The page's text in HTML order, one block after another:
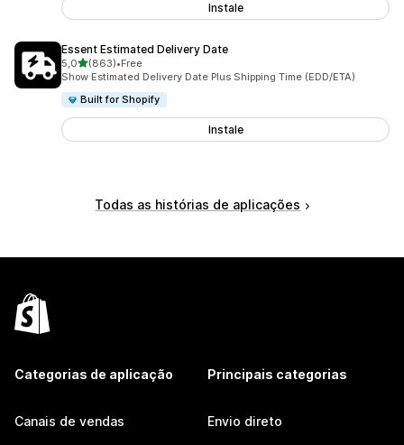
Instale
Essent Estimated Delivery Date
5,0de 5 estrelas
(863)
863 total de avaliações
•Free
Show Estimated Delivery Date Plus Shipping Time (EDD/ETA)
Built for Shopify
Instale
Todas as histórias de aplicações
Categorias de aplicação
Canais de vendas
Principais categorias
Envio direto